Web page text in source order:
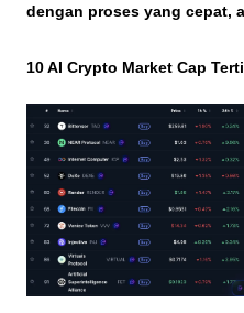
dengan proses yang cepat,
10 AI Crypto Market Cap